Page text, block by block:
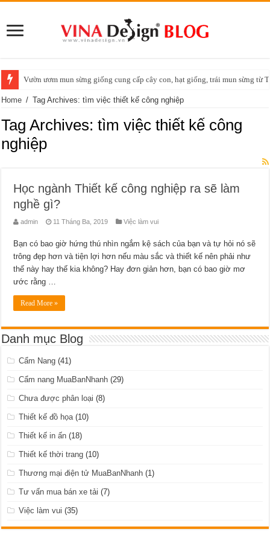
Vườn ươm mun sừng giống cung cấp cây con, hạt giống, trái mun sừng từ
Home / Tag Archives: tìm việc thiết kế công nghiệp
Tag Archives:tìm việc thiết kế công
nghiệp
Học ngành Thiết kế công nghiệp ra sẽ làm
nghề gì?
admin 11 Tháng Ba, 2019 Việc làm vui
Bạn có bao giờ hứng thú nhìn ngắm kệ sách của bạn và tự hỏi nó sẽ
trông đẹp hơn và tiện lợi hơn nếu màu sắc và thiết kế nên phải như
thế này hay thế kia không? Hay đơn giản hơn, bạn có bao giờ mơ
ước rằng …
Read More »
Danh mục Blog
Cẩm Nang (41)
Cẩm nang MuaBanNhanh (29)
Chưa được phân loại (8)
Thiết kế đồ họa (10)
Thiết kế in ấn (18)
Thiết kế thời trang (10)
Thương mại điện tử MuaBanNhanh (1)
Tư vấn mua bán xe tải (7)
Việc làm vui (35)